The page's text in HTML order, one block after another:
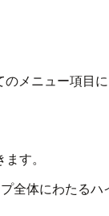
メニュー項目
す。
全体にわたるハ